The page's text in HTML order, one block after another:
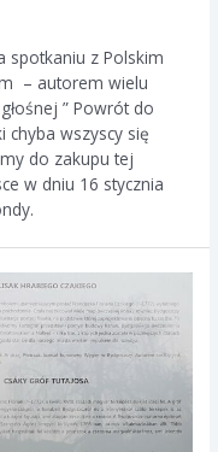
spotkaniu z Polskim
– autorem wielu
” Powrót do
chyba wszyscy się
do zakupu tej
w dniu 16 stycznia